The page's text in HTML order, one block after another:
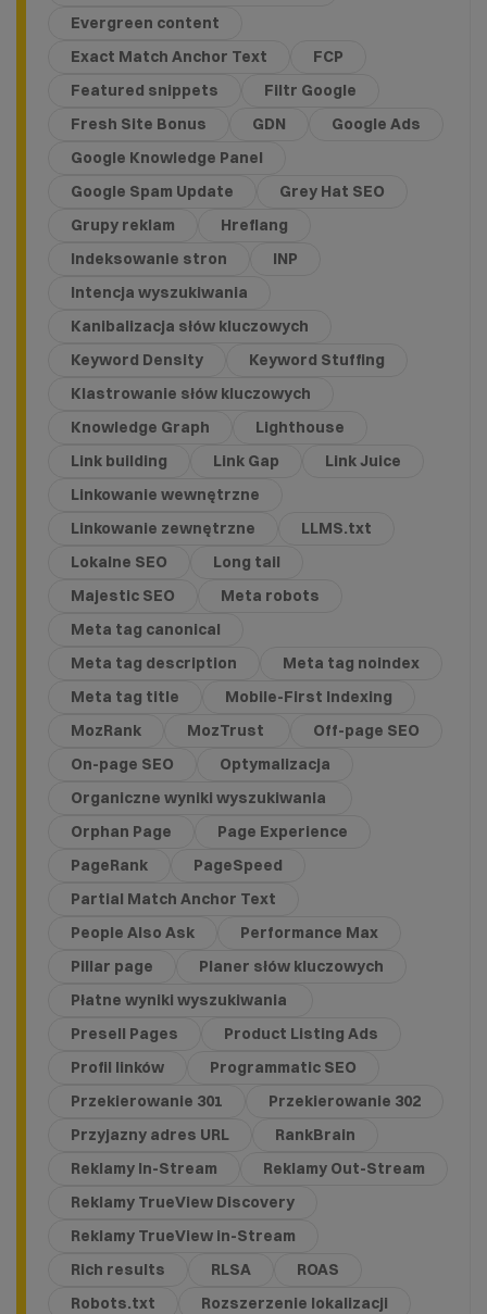
Evergreen content
Exact Match Anchor Text
FCP
Featured snippets
Filtr Google
Fresh Site Bonus
GDN
Google Ads
Google Knowledge Panel
Google Spam Update
Grey Hat SEO
Grupy reklam
Hreflang
Indeksowanie stron
INP
Intencja wyszukiwania
Kanibalizacja słów kluczowych
Keyword Density
Keyword Stuffing
Klastrowanie słów kluczowych
Knowledge Graph
Lighthouse
Link building
Link Gap
Link Juice
Linkowanie wewnętrzne
Linkowanie zewnętrzne
LLMS.txt
Lokalne SEO
Long tail
Majestic SEO
Meta robots
Meta tag canonical
Meta tag description
Meta tag noindex
Meta tag title
Mobile-First Indexing
MozRank
MozTrust
Off-page SEO
On-page SEO
Optymalizacja
Organiczne wyniki wyszukiwania
Orphan Page
Page Experience
PageRank
PageSpeed
Partial Match Anchor Text
People Also Ask
Performance Max
Pillar page
Planer słów kluczowych
Płatne wyniki wyszukiwania
Presell Pages
Product Listing Ads
Profil linków
Programmatic SEO
Przekierowanie 301
Przekierowanie 302
Przyjazny adres URL
RankBrain
Reklamy In-Stream
Reklamy Out-Stream
Reklamy TrueView Discovery
Reklamy TrueView in-Stream
Rich results
RLSA
ROAS
Robots.txt
Rozszerzenie lokalizacji